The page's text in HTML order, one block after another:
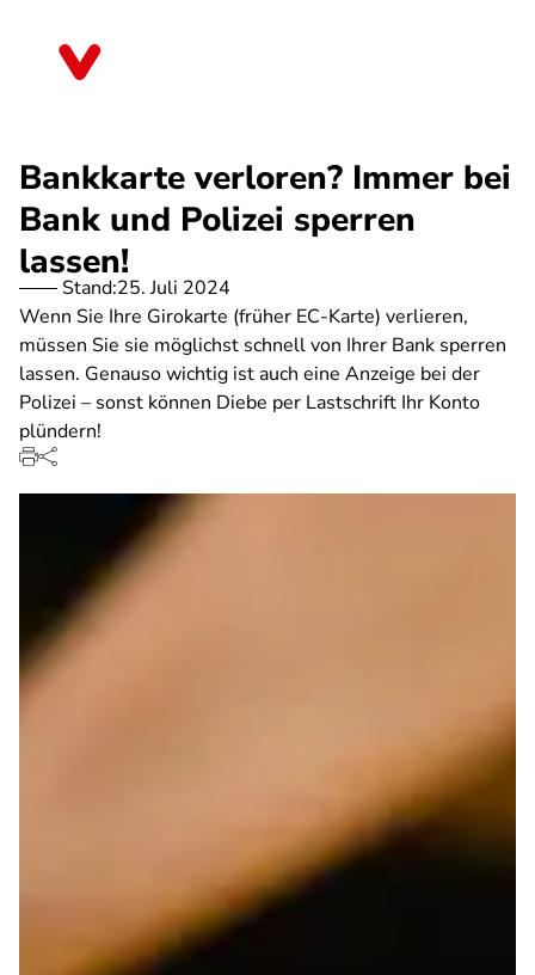
Bankkarte verloren? Immer bei
Bank und Polizei sperren
lassen!
Stand:25. Juli 2024
Wenn Sie Ihre Girokarte (früher EC-Karte) verlieren,
müssen Sie sie möglichst schnell von Ihrer Bank sperren
lassen. Genauso wichtig ist auch eine Anzeige bei der
Polizei – sonst können Diebe per Lastschrift Ihr Konto
plündern!